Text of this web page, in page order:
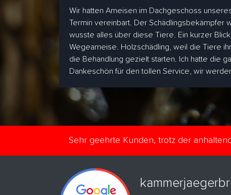
Wir hatten Ameisen im Dachgeschoss
Termin vereinbart. Der Schädlingsbekämpfer
wusste alles über diese Tiere. Ein kurzer
Wegeameise. Holzschädling, weil die Tiere
die Behandlung gezielt starten. Ich hatte die
Dankeschön für den tollen Service, wir
Sehr geehrte Kunden, trotz der